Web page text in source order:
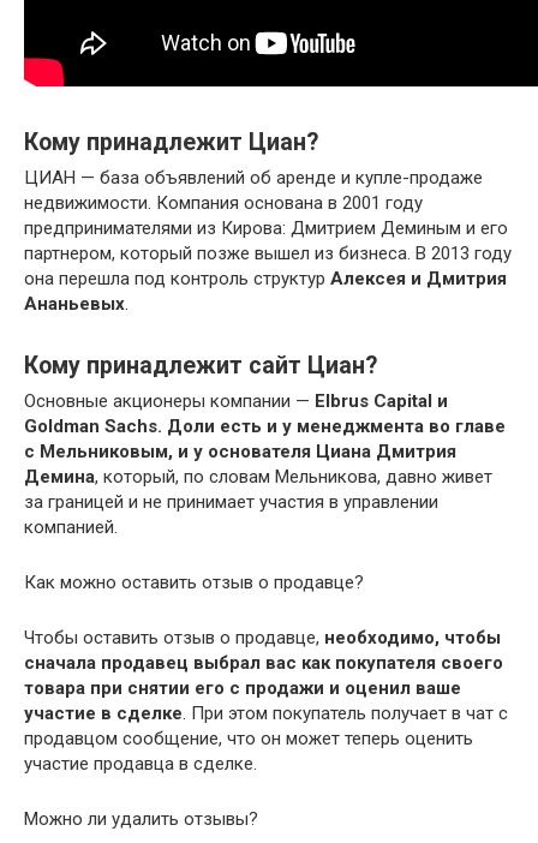
Кому принадлежит Циан?
ЦИАН — база объявлений об аренде и купле-продаже
недвижимости. Компания основана в 2001 году
предпринимателями из Кирова: Дмитрием Деминым и его
партнером, который позже вышел из бизнеса. В 2013 году
она перешла под контроль структур Алексея и Дмитрия
Ананьевых.
Кому принадлежит сайт Циан?
Основные акционеры компании — Elbrus Capital и
Goldman Sachs. Доли есть и у менеджмента во главе
с Мельниковым, и у основателя Циана Дмитрия
Демина, который, по словам Мельникова, давно живет
за границей и не принимает участия в управлении
компанией.
Как можно оставить отзыв о продавце?
Чтобы оставить отзыв о продавце, необходимо, чтобы
сначала продавец выбрал вас как покупателя своего
товара при снятии его с продажи и оценил ваше
участие в сделке. При этом покупатель получает в чат с
продавцом сообщение, что он может теперь оценить
участие продавца в сделке.
Можно ли удалить отзывы?